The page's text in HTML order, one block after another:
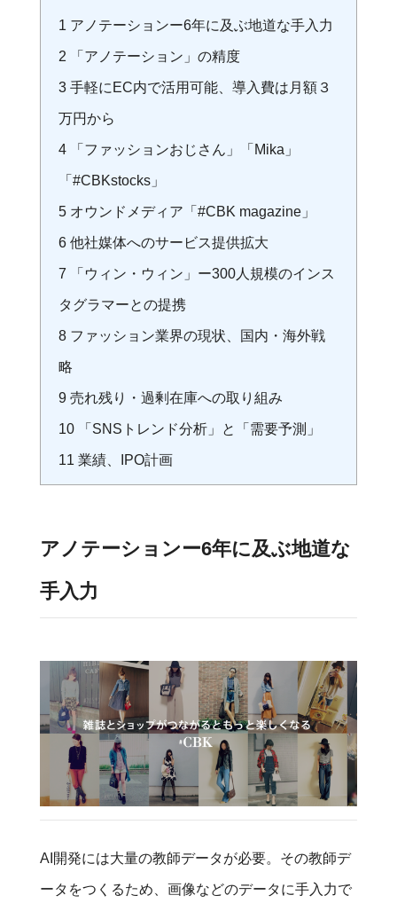
1 アノテーションー6年に及ぶ地道な手入力
2 「アノテーション」の精度
3手軽にEC内で活用可能、導入費は月額３
万円から
4「ファッションおじさん」「Mika」
「#CBKstocks」
5オウンドメディア「#CBK magazine」
6他社媒体へのサービス提供拡大
7 「ウィン・ウィン」ー300人規模のインス
タグラマーとの提携
8ファッション業界の現状、国内・海外戦
略
9売れ残り・過剰在庫への取り組み
10「SNSトレンド分析」と「需要予測」
11 業績、IPO計画
アノテーションー6年に及ぶ地道な
手入力
AI開発には大量の教師データが必要。その教師デ
ータをつくるため、画像などのデータに手入力で